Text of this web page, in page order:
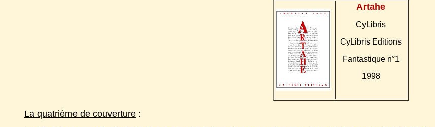
Artahe
CyLibris
CyLibris Editions
Fantastique n°1
1998
La quatrième de couverture :